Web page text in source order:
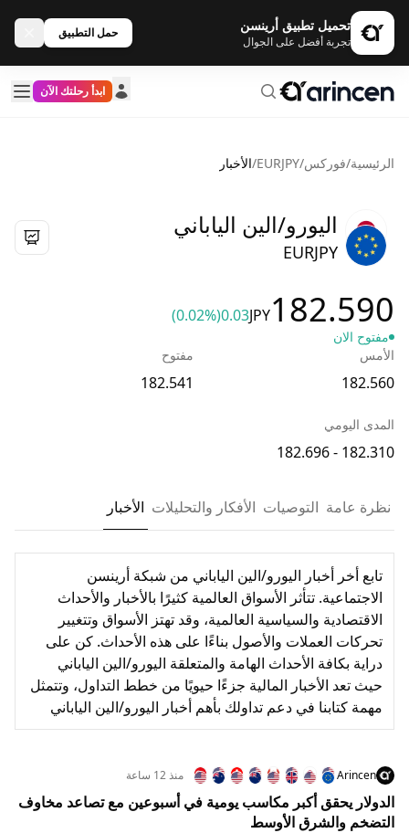
تحميل تطبيق أرينسن
تجربة أفضل على الجوال
حمل التطبيق
ابدأ رحلتك الآن
الرئيسية/فوركس/
EURJPY
/الأخبار
اليورو/الين الياباني
EURJPY
182.590
JPY
0.03
(0.02%)
مفتوح الان
الأمس
182.560
مفتوح
182.541
المدى اليومي
182.310 - 182.696
نظرة عامة التوصيات الأفكار والتحليلات الأخبار
تابع أخر أخبار اليورو/الين الياباني من شبكة أرينسن
الاجتماعية. تتأثر الأسواق العالمية كثيرًا بالأخبار والأحداث
الاقتصادية والسياسية العالمية، وقد تهتز الأسواق وتتغيير
تحركات العملات والأصول بناءًا على هذه الأحداث. كن على
دراية بكافة الأحداث الهامة والمتعلقة اليورو/الين الياباني
حيث تعد الأخبار المالية جزءًا حيويًا من خطط التداول، وتتمثل
مهمة كتابنا في دعم تداولك بأهم أخبار اليورو/الين الياباني
Arincen منذ 12 ساعة
الدولار يحقق أكبر مكاسب يومية في أسبوعين مع تصاعد مخاوف
التضخم والشرق الأوسط